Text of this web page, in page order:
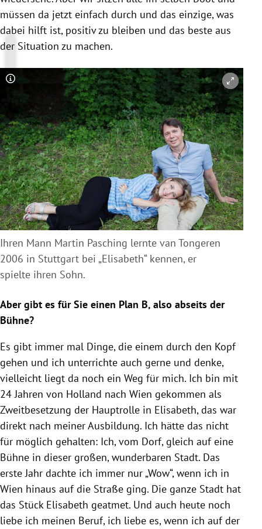
müssen da jetzt einfach durch und das einzige, was
dabei hilft ist, positiv zu bleiben und das beste aus
der Situation zu machen.
Copyright-Hinweis öffnen/schließen
Ihren Mann Martin Pasching lernte van Tongeren
2006 in Stuttgart bei „Elisabeth“ kennen, er
spielte ihren Sohn.
Aber gibt es für Sie einen Plan B, also abseits der
Bühne?
Es gibt immer mal Dinge, die einem durch den Kopf
gehen und ich unterrichte auch gerne und denke,
vielleicht liegt da noch ein Weg für mich. Ich bin mit
24 Jahren von Holland nach Wien gekommen als
Zweitbesetzung der Hauptrolle in Elisabeth, das war
direkt nach meiner Ausbildung. Ich hätte das nicht
für möglich gehalten: Ich, vom Dorf, gleich auf eine
Bühne in dieser großen, wunderbaren Stadt. Das
erste Jahr dachte ich immer nur „Wow“, wenn ich in
Wien hinaus auf die Straße ging. Die ganze Stadt hat
das Stück Elisabeth geatmet. Und auch heute noch
liebe ich meinen Beruf, ich liebe es, wenn ich auf der